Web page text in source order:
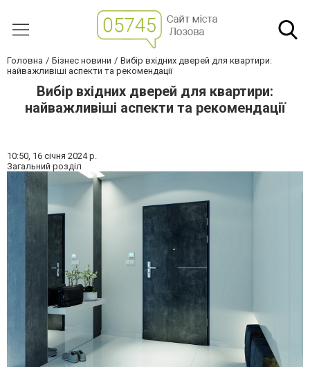
Головна Бізнес новини
Вибір вхідних дверей для квартири:
найважливіші аспекти та рекомендації
Вибір вхідних дверей для квартири:
найважливіші аспекти та рекомендації
10:50, 16 січня 2024 р.
Загальний розділ